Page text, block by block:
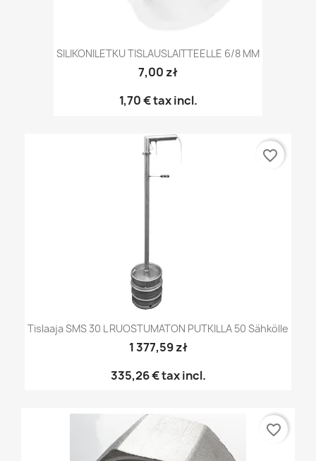
SILIKONILETKU TISLAUSLAITTEELLE 6/8 MM
7,00 zł
1,70 €tax incl.
Tislaaja SMS 30 L RUOSTUMATON PUTKILLA 50 Sähkölle
1 377,59 zł
335,26 €tax incl.
favorite_border
favorite_border